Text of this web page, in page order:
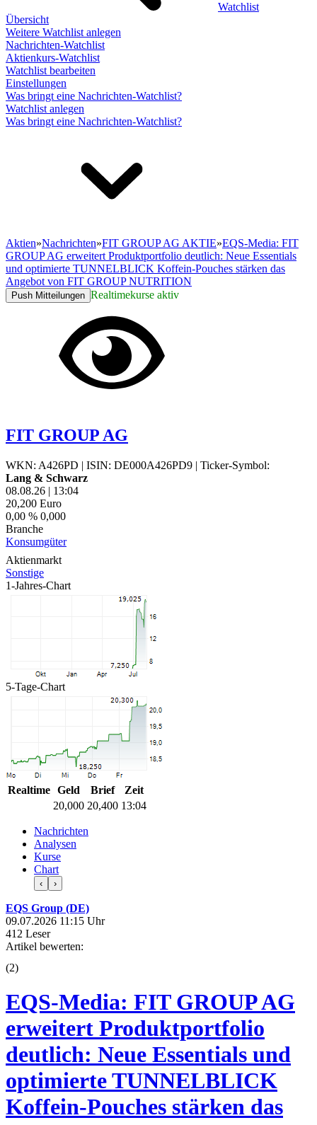
Watchlist
Übersicht
Weitere Watchlist anlegen
Nachrichten-Watchlist
Aktienkurs-Watchlist
Watchlist bearbeiten
Einstellungen
Was bringt eine Nachrichten-Watchlist?
Watchlist anlegen
Was bringt eine Nachrichten-Watchlist?
Aktien»Nachrichten»FIT GROUP AG AKTIE»EQS-Media: FIT
GROUP AG erweitert Produktportfolio deutlich: Neue Essentials
und optimierte TUNNELBLICK Koffein-Pouches stärken das
Angebot von FIT GROUP NUTRITION
Push Mitteilungen Realtimekurse aktiv
FIT GROUP AG
WKN: A426PD | ISIN: DE000A426PD9 | Ticker-Symbol:
Lang & Schwarz
08.08.26 | 13:04
20,200 Euro
0,00 % 0,000
Branche
Konsumgüter
Aktienmarkt
Sonstige
1-Jahres-Chart
5-Tage-Chart
Realtime Geld Brief
Zeit
20,000 20,400 13:04
Nachrichten
Analysen
Kurse
Chart
‹ ›
EQS Group (DE)
09.07.2026 11:15 Uhr
412 Leser
Artikel bewerten:
(2)
EQS-Media: FIT GROUP AG
erweitert Produktportfolio
deutlich: Neue Essentials und
optimierte TUNNELBLICK
Koffein-Pouches stärken das